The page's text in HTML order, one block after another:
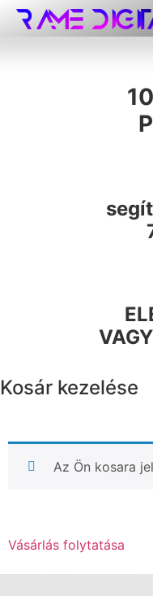
Kosár kezelése
Az Ön kosara
Vásárlás folytatása